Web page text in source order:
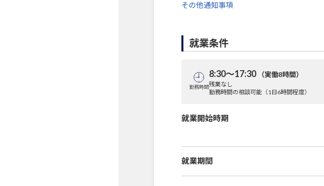
その他通知事項
就業条件
勤務時間
8:30～17:30 （実働8時間）
残業なし
勤務時間の相談可能（1日6時間程度）
就業開始時期
就業期間